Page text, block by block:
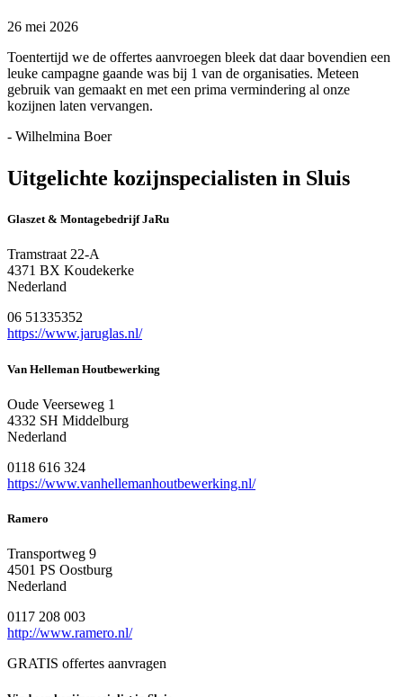
26 mei 2026
Toentertijd we de offertes aanvroegen bleek dat daar bovendien een
leuke campagne gaande was bij 1 van de organisaties. Meteen
gebruik van gemaakt en met een prima vermindering al onze
kozijnen laten vervangen.
- Wilhelmina Boer
Uitgelichte kozijnspecialisten in Sluis
Glaszet & Montagebedrijf JaRu
Tramstraat 22-A
4371 BX Koudekerke
Nederland
06 51335352
https://www.jaruglas.nl/
Van Helleman Houtbewerking
Oude Veerseweg 1
4332 SH Middelburg
Nederland
0118 616 324
https://www.vanhellemanhoutbewerking.nl/
Ramero
Transportweg 9
4501 PS Oostburg
Nederland
0117 208 003
http://www.ramero.nl/
GRATIS offertes aanvragen